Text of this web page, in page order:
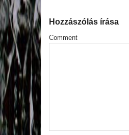
Hozzászólás írása
Comment